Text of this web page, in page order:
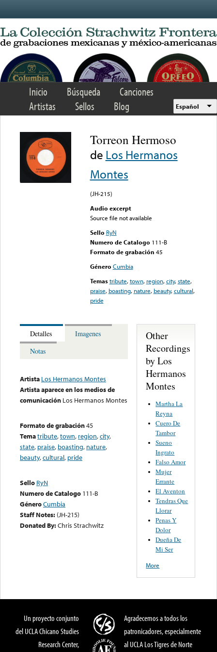
Inicio Búsqueda
Canciones
Artistas
Sellos Blog Español
Torreon Hermoso
de Los Hermanos
Montes
(JH-215)
Audio excerpt
Source file not available
Sello RyN
Numero de Catalogo 111-B
Formato de grabación 45
Género Cumbia
Temas tribute,town, region,city,state,
praise, boasting, nature, beauty,cultural,
pride
Detalles
Imagenes
Notas
Artista Los Hermanos Montes
Artista aparece en los medios de
comunicación Los Hermanos Montes
Formato de grabación45
Tematribute,town, region,city,
state, praise, boasting, nature,
beauty,cultural, pride
Sello RyN
Numero de Catalogo 111-B
GéneroCumbia
Staff Notes: (JH-215)
Donated By:Chris Strachwitz
Other
Recordings
by Los
Hermanos
Montes
Martha La
Reyna
Cuero De
Tambor
Sueno
Ingrato
Falso Amor
Mujer
Errante
El Aventon
Tendras Que
Llorar
Penas Y
Dolor
Dueña De
Mi Ser
More
Un proyecto conjunto
del UCLA Chicano Studies
Research Center,
Agradecemos a todos los
patronicadores, especialmente
al UCLA Los Tigres de Norte